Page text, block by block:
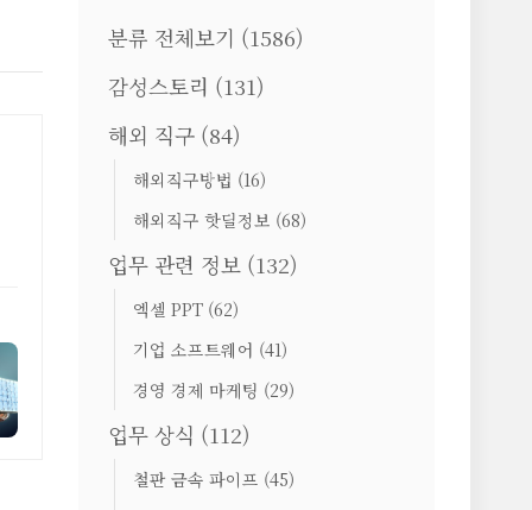
분류 전체보기 (1586)
감성스토리 (131)
해외 직구 (84)
해외직구방법 (16)
해외직구 핫딜정보 (68)
업무 관련 정보 (132)
엑셀 PPT (62)
기업 소프트웨어 (41)
경영 경제 마케팅 (29)
업무 상식 (112)
철판 금속 파이프 (45)